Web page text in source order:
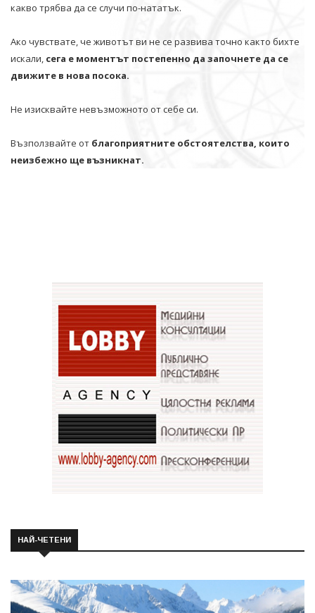
какво трябва да се случи по-нататък.
Ако чувствате, че животът ви не се развива точно както бихте
искали, сега е моментът постепенно да започнете да се
движите в нова посока.
Не изисквайте невъзможното от себе си.
Възползвайте от благоприятните обстоятелства, които
неизбежно ще възникнат.
НАЙ-ЧЕТЕНИ